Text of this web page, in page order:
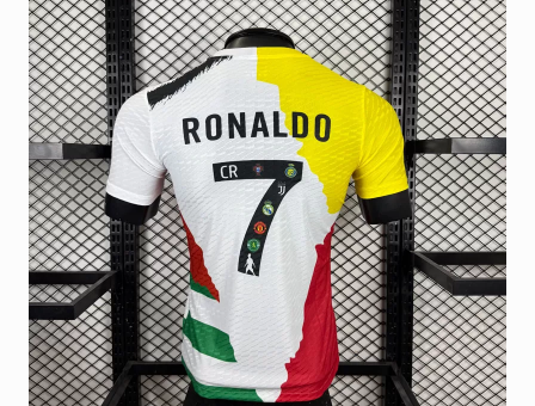
variații.
Opțiunile
pot
fi
alese
în
pagina
produsului.